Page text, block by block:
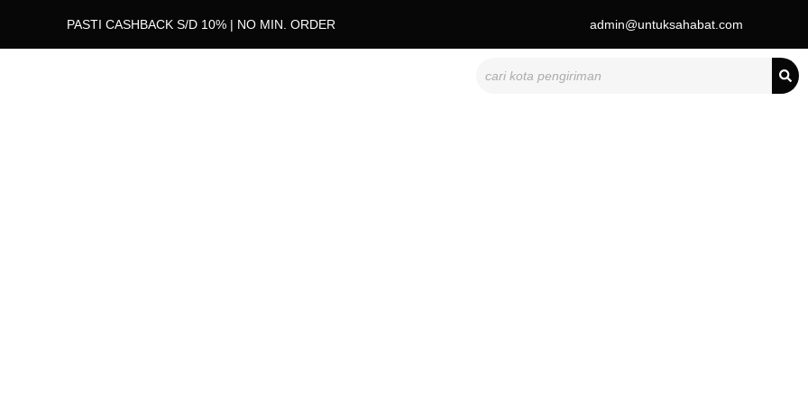
PASTI CASHBACK S/D 10% | NO MIN. ORDER admin@untuksahabat.com